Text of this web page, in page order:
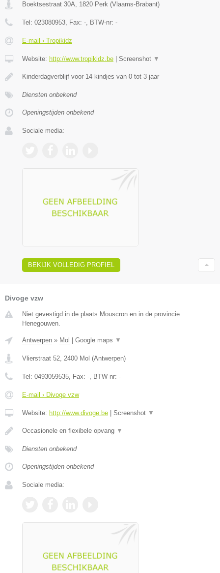
Boektsestraat 30A, 1820 Perk (Vlaams-Brabant)
Tel: 023080953, Fax: -, BTW-nr: -
E-mail › Tropikidz
Website: http://www.tropikidz.be Screenshot ▼
Kinderdagverblijf voor 14 kindjes van 0 tot 3 jaar
Diensten onbekend
Openingstijden onbekend
Sociale media:
BEKIJK VOLLEDIG PROFIEL
Divoge vzw
Niet gevestigd in de plaats Mouscron en in de provincie
Henegouwen.
Antwerpen » Mol Google maps ▼
Vlierstraat 52 2400 Mol (Antwerpen)
Tel: 0493059535 , Fax: - , BTW-nr: -
E-mail › Divoge vzw
Website: http://www.divoge.be Screenshot ▼
Occasionele en flexibele opvang ▼
Diensten onbekend
Openingstijden onbekend
Sociale media: